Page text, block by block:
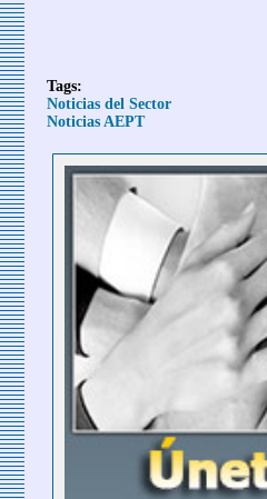
Tags:
Noticias del Sector
Noticias AEPT